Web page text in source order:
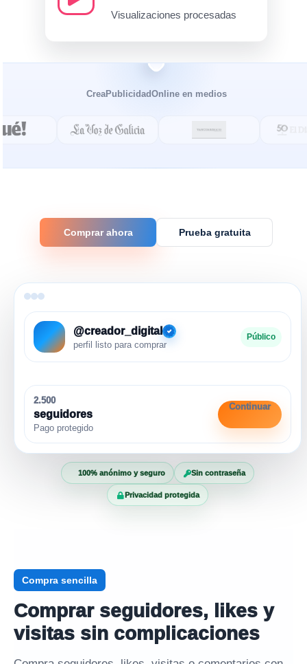
Comprar ahora Prueba gratuita
Visualizaciones procesadas
CreaPublicidadOnline en medios
@creador_digital
perfil listo para comprar
Público
2.500
seguidores
Pago protegido
Continuar
100% anónimo y seguro Sin contraseña
Privacidad protegida
Compra sencilla
Comprar seguidores, likes y
visitas sin complicaciones